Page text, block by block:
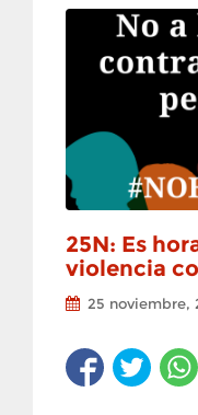
25N: Es
violencia
25 noviembre,